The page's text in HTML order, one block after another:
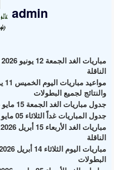
admin
الناقلة
والنتائج لجميع البطولات
جدول مباريات الغد الجمعة 15 مايو 2026 - مواعيد وقنوات النقل
جدول المباريات غداً الثلاثاء 05 مايو 2026 - كل المواعيد والبطولات
الناقلة
البطولات